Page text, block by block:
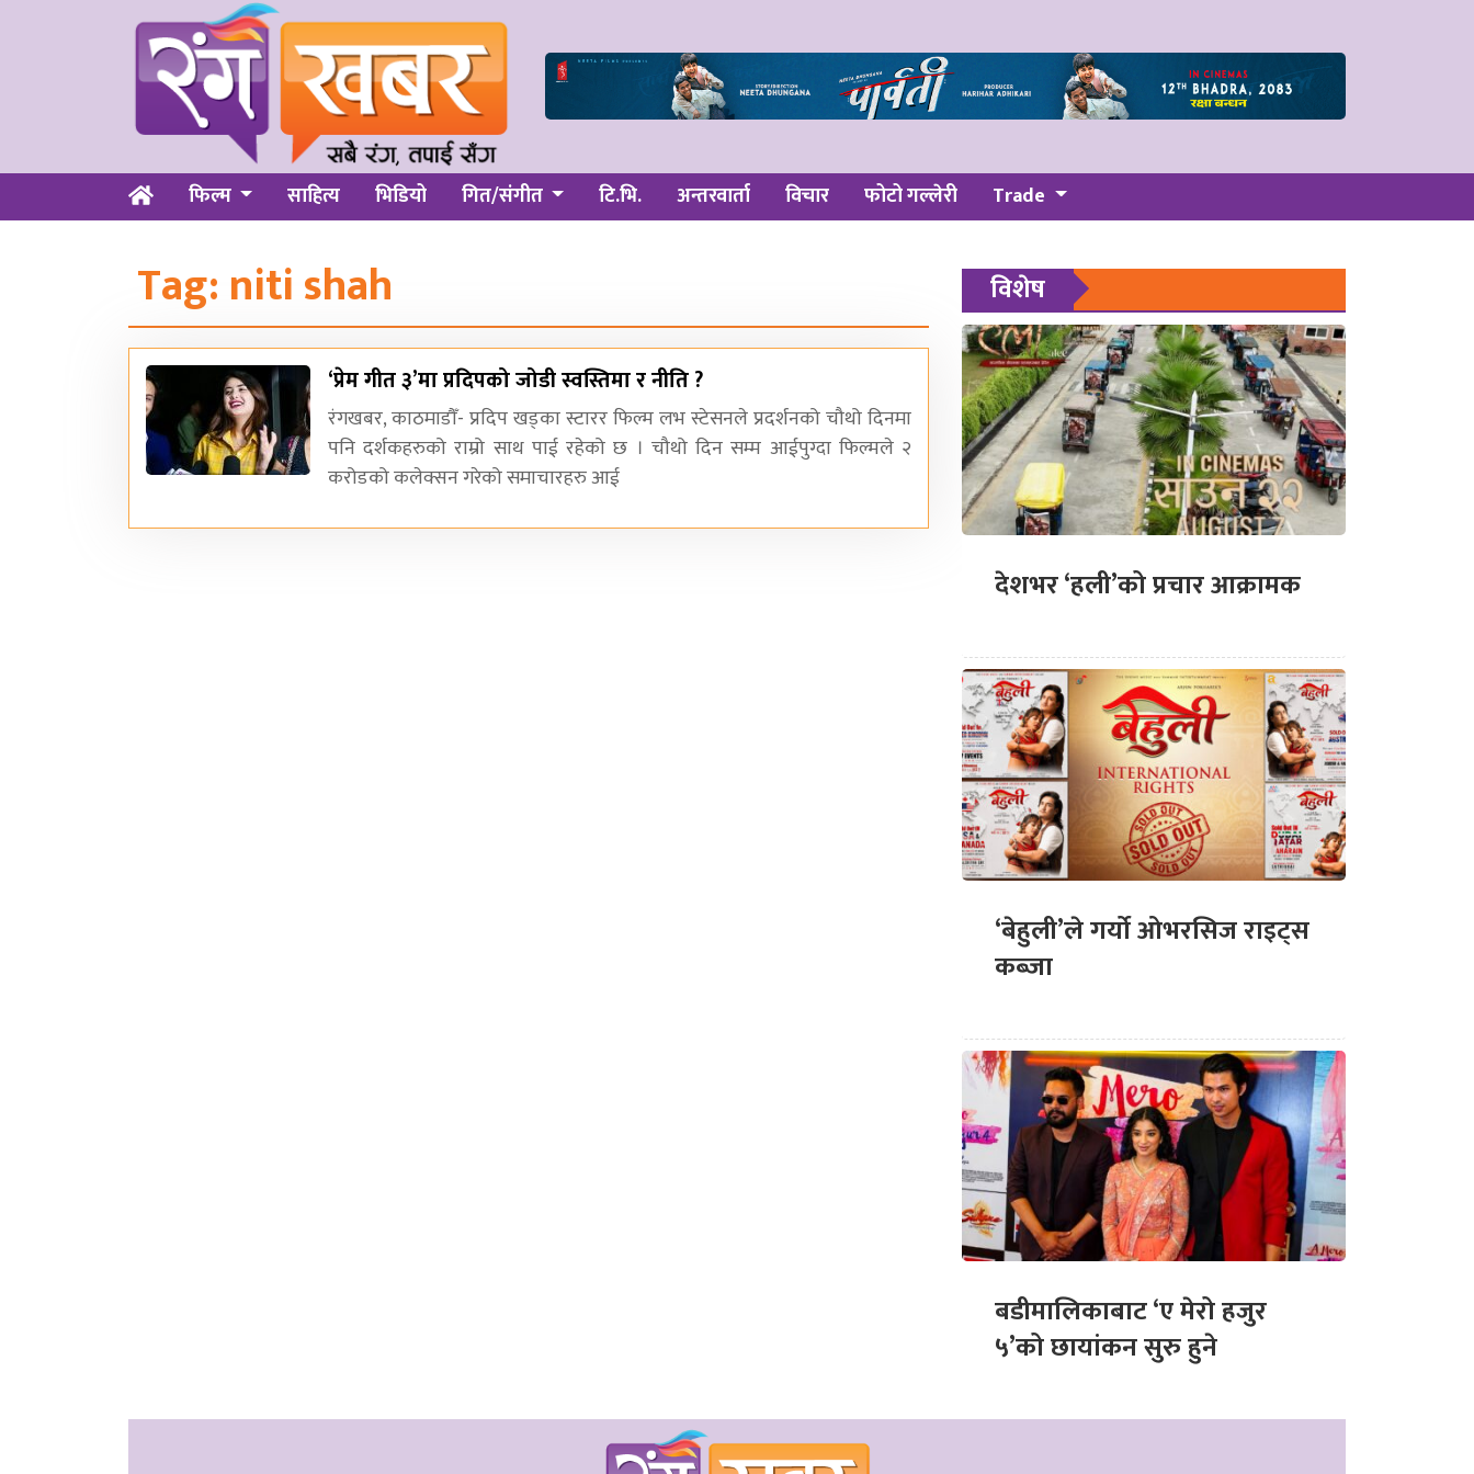
फिल्म साहित्य भिडियो गित/संगीत टि.भि. अन्तरवार्ता विचार फोटो गल्लेरी Trade
Tag:niti shah
‘प्रेम गीत ३’मा प्रदिपको जोडी स्वस्तिमा र नीति ?
रंगखबर, काठमाडौँ- प्रदिप खड्का स्टारर फिल्म लभ स्टेसनले प्रदर्शनको चौथो दिनमा
पनि दर्शकहरुको राम्रो साथ पाई रहेको छ । चौथो दिन सम्म आईपुग्दा फिल्मले २
करोडको कलेक्सन गरेको समाचारहरु आई
विशेष
देशभर ‘हली’को प्रचार आक्रामक
‘बेहुली’ले गर्यो ओभरसिज राइट्स
कब्जा
बडीमालिकाबाट ‘ए मेरो हजुर
५’को छायांकन सुरु हुने